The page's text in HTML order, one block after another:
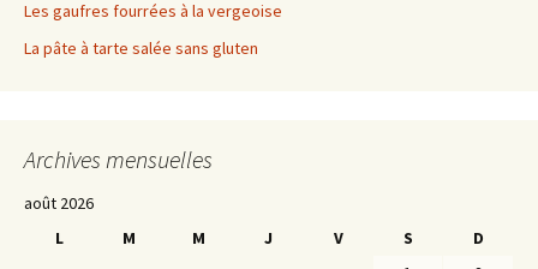
Les gaufres fourrées à la vergeoise
La pâte à tarte salée sans gluten
Archives mensuelles
août 2026
L
M M J V S
D